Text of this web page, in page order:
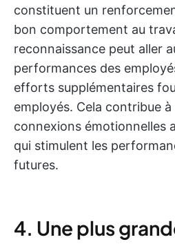
constituent un
bon comportement au
reconnaissance peut aller
performances des
efforts supplémentaires
employés. Cela contribue
connexions émotionnelles
qui stimulent les
futures.
4. Une plus